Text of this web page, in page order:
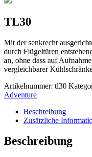
TL30
Mit der senkrecht
durch Flügeltüren
an, ohne dass auf
vergleichbarer
Artikelnummer: tl30
Adventure
Beschreibung
Zusätzliche
Beschreibung